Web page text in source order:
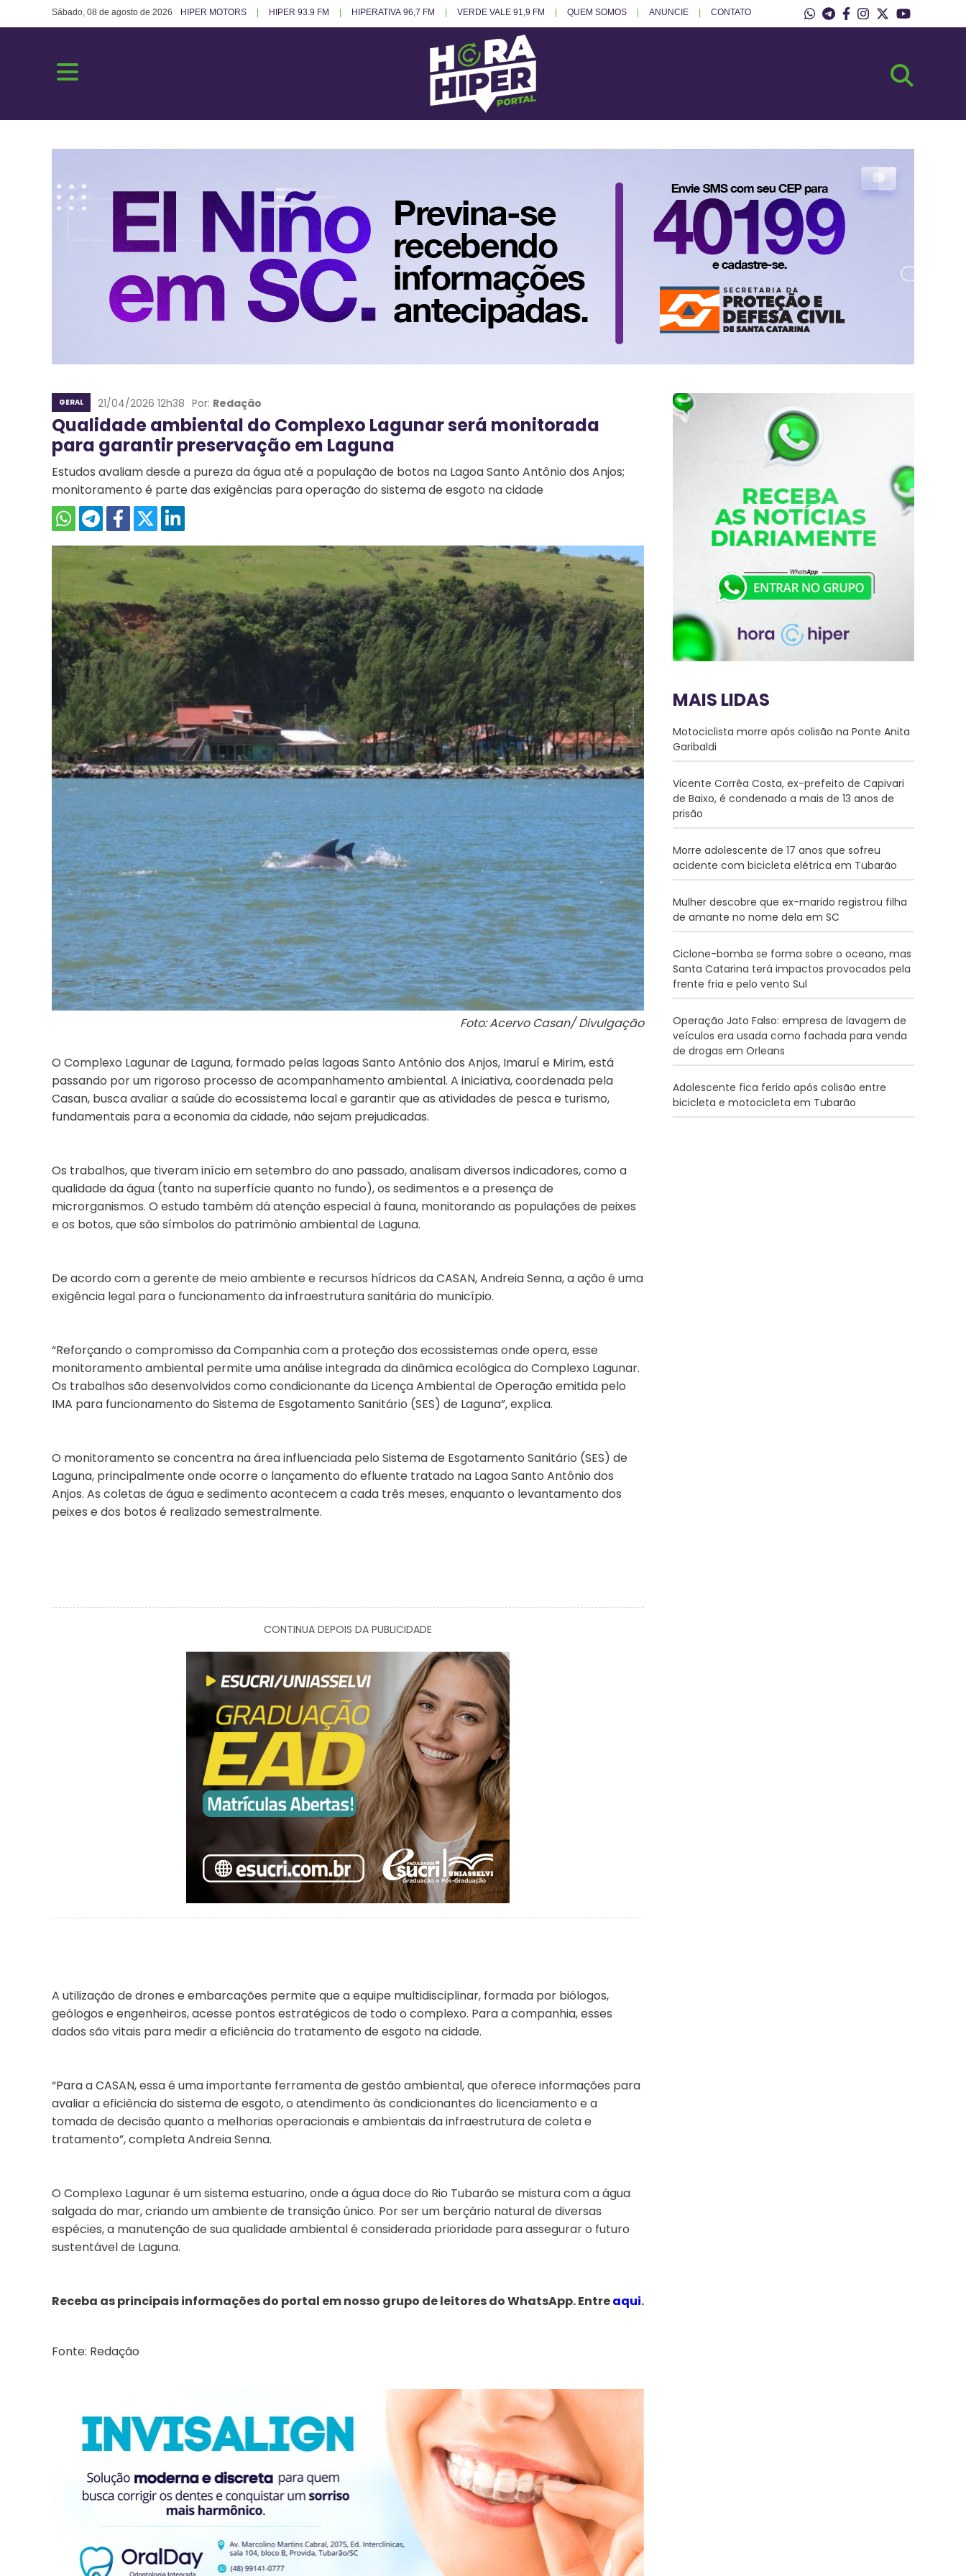
Sábado, 08 de agosto de 2026 HIPER MOTORS HIPER 93.9 FM HIPERATIVA 96,7 FM VERDE VALE 91,9 FM QUEM SOMOS ANUNCIE CONTATO
GERAL 21/04/2026 12h38 Por: Redação
Qualidade ambiental do Complexo Lagunar será monitorada
para garantir preservação em Laguna
Estudos avaliam desde a pureza da água até a população de botos na Lagoa Santo Antônio dos Anjos;
monitoramento é parte das exigências para operação do sistema de esgoto na cidade
Foto: Acervo Casan/ Divulgação
O Complexo Lagunar de Laguna, formado pelas lagoas Santo Antônio dos Anjos, Imaruí e Mirim, está
passando por um rigoroso processo de acompanhamento ambiental. A iniciativa, coordenada pela
Casan, busca avaliar a saúde do ecossistema local e garantir que as atividades de pesca e turismo,
fundamentais para a economia da cidade, não sejam prejudicadas.
Os trabalhos, que tiveram início em setembro do ano passado, analisam diversos indicadores, como a
qualidade da água (tanto na superfície quanto no fundo), os sedimentos e a presença de
microrganismos. O estudo também dá atenção especial à fauna, monitorando as populações de peixes
e os botos, que são símbolos do patrimônio ambiental de Laguna.
De acordo com a gerente de meio ambiente e recursos hídricos da CASAN, Andreia Senna, a ação é uma
exigência legal para o funcionamento da infraestrutura sanitária do município.
“Reforçando o compromisso da Companhia com a proteção dos ecossistemas onde opera, esse
monitoramento ambiental permite uma análise integrada da dinâmica ecológica do Complexo Lagunar.
Os trabalhos são desenvolvidos como condicionante da Licença Ambiental de Operação emitida pelo
IMA para funcionamento do Sistema de Esgotamento Sanitário (SES) de Laguna”, explica.
O monitoramento se concentra na área influenciada pelo Sistema de Esgotamento Sanitário (SES) de
Laguna, principalmente onde ocorre o lançamento do efluente tratado na Lagoa Santo Antônio dos
Anjos. As coletas de água e sedimento acontecem a cada três meses, enquanto o levantamento dos
peixes e dos botos é realizado semestralmente.
CONTINUA DEPOIS DA PUBLICIDADE
A utilização de drones e embarcações permite que a equipe multidisciplinar, formada por biólogos,
geólogos e engenheiros, acesse pontos estratégicos de todo o complexo. Para a companhia, esses
dados são vitais para medir a eficiência do tratamento de esgoto na cidade.
“Para a CASAN, essa é uma importante ferramenta de gestão ambiental, que oferece informações para
avaliar a eficiência do sistema de esgoto, o atendimento às condicionantes do licenciamento e a
tomada de decisão quanto a melhorias operacionais e ambientais da infraestrutura de coleta e
tratamento”, completa Andreia Senna.
O Complexo Lagunar é um sistema estuarino, onde a água doce do Rio Tubarão se mistura com a água
salgada do mar, criando um ambiente de transição único. Por ser um berçário natural de diversas
espécies, a manutenção de sua qualidade ambiental é considerada prioridade para assegurar o futuro
sustentável de Laguna.
Receba as principais informações do portal em nosso grupo de leitores do WhatsApp. Entreaqui.
Fonte: Redação
MAIS LIDAS
Motociclista morre após colisão na Ponte Anita
Garibaldi
Vicente Corrêa Costa, ex-prefeito de Capivari
de Baixo, é condenado a mais de 13 anos de
prisão
Morre adolescente de 17 anos que sofreu
acidente com bicicleta elétrica em Tubarão
Mulher descobre que ex-marido registrou filha
de amante no nome dela em SC
Ciclone-bomba se forma sobre o oceano, mas
Santa Catarina terá impactos provocados pela
frente fria e pelo vento Sul
Operação Jato Falso: empresa de lavagem de
veículos era usada como fachada para venda
de drogas em Orleans
Adolescente fica ferido após colisão entre
bicicleta e motocicleta em Tubarão